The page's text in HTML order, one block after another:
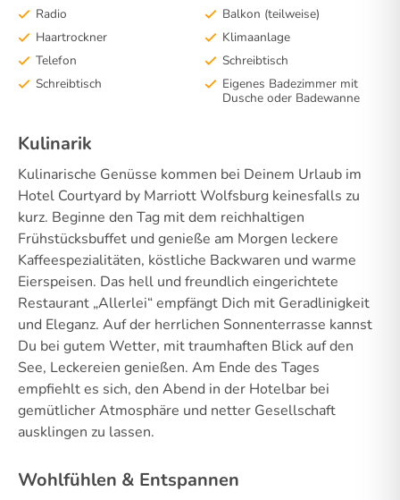
Radio
Haartrockner
Telefon
Schreibtisch
Balkon (teilweise)
Klimaanlage
Schreibtisch
Eigenes Badezimmer mit
Dusche oder Badewanne
Kulinarik
Kulinarische Genüsse kommen bei Deinem Urlaub im
Hotel Courtyard by Marriott Wolfsburg keinesfalls zu
kurz. Beginne den Tag mit dem reichhaltigen
Frühstücksbuffet und genieße am Morgen leckere
Kaffeespezialitäten, köstliche Backwaren und warme
Eierspeisen. Das hell und freundlich eingerichtete
Restaurant „Allerlei“ empfängt Dich mit Geradlinigkeit
und Eleganz. Auf der herrlichen Sonnenterrasse kannst
Du bei gutem Wetter, mit traumhaften Blick auf den
See, Leckereien genießen. Am Ende des Tages
empfiehlt es sich, den Abend in der Hotelbar bei
gemütlicher Atmosphäre und netter Gesellschaft
ausklingen zu lassen.
Wohlfühlen & Entspannen